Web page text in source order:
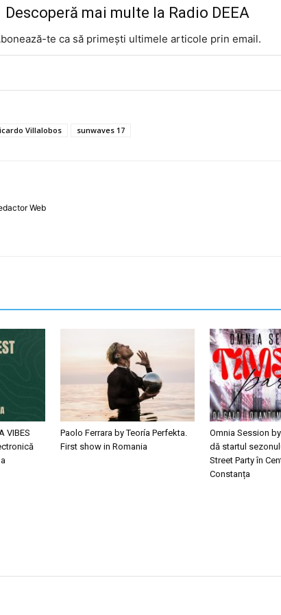
Descoperă mai multe la Radio DEEA
te ca să primești ultimele articole prin email.
Villalobos sunwaves 17
Web
VIBES
Paolo Ferrara by Teoría Perfekta.
First show in Romania
Omnia Session
dă startul
Street Party în
Constanța